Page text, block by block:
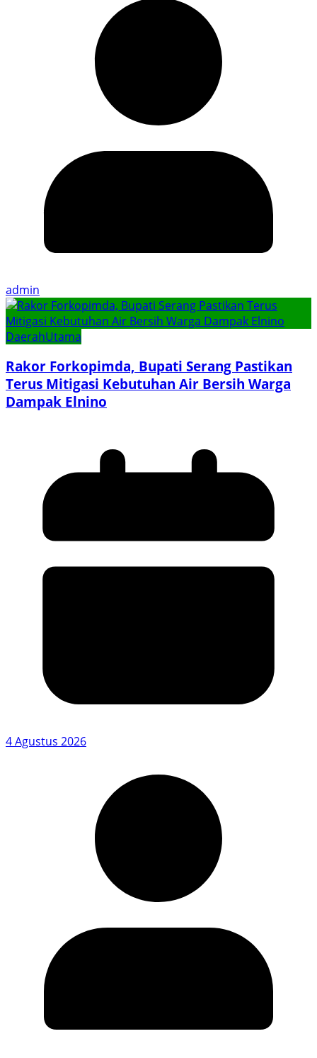
admin
DaerahUtama
Rakor Forkopimda, Bupati Serang Pastikan
Terus Mitigasi Kebutuhan Air Bersih Warga
Dampak Elnino
4 Agustus 2026